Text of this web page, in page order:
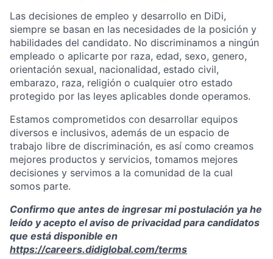
Las decisiones de empleo y desarrollo en DiDi,
siempre se basan en las necesidades de la posición y
habilidades del candidato. No discriminamos a ningún
empleado o aplicarte por raza, edad, sexo, genero,
orientación sexual, nacionalidad, estado civil,
embarazo, raza, religión o cualquier otro estado
protegido por las leyes aplicables donde operamos.
Estamos comprometidos con desarrollar equipos
diversos e inclusivos, además de un espacio de
trabajo libre de discriminación, es así como creamos
mejores productos y servicios, tomamos mejores
decisiones y servimos a la comunidad de la cual
somos parte.
Confirmo que antes de ingresar mi postulación ya he
leído y acepto el aviso de privacidad para candidatos
que está disponible en
https://careers.didiglobal.com/terms